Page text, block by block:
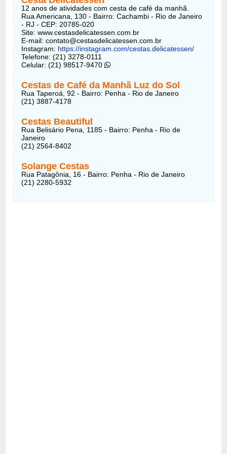
12 anos de atividades com cesta de café da manhã.
Rua Americana, 130 - Bairro: Cachambi - Rio de Janeiro
- RJ - CEP: 20785-020
Site: www.cestasdelicatessen.com.br
E-mail: contato@cestasdelicatessen.com.br
Instagram: https://instagram.com/cestas.delicatessen/
Telefone: (21) 3278-0111
Celular: (21) 98517-9470
Cestas de Café da Manhã Luz do Sol
Rua Taperoá, 92 - Bairro: Penha - Rio de Janeiro
(21) 3887-4178
Cestas Beautiful
Rua Belisário Pena, 1185 - Bairro: Penha - Rio de
Janeiro
(21) 2564-8402
Solange Cestas
Rua Patagônia, 16 - Bairro: Penha - Rio de Janeiro
(21) 2280-5932